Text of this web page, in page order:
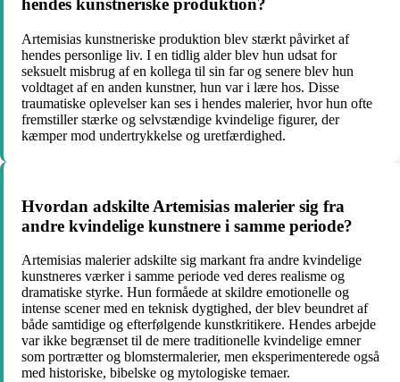
hendes kunstneriske produktion?
Artemisias kunstneriske produktion blev stærkt påvirket af
hendes personlige liv. I en tidlig alder blev hun udsat for
seksuelt misbrug af en kollega til sin far og senere blev hun
voldtaget af en anden kunstner, hun var i lære hos. Disse
traumatiske oplevelser kan ses i hendes malerier, hvor hun ofte
fremstiller stærke og selvstændige kvindelige figurer, der
kæmper mod undertrykkelse og uretfærdighed.
Hvordan adskilte Artemisias malerier sig fra
andre kvindelige kunstnere i samme periode?
Artemisias malerier adskilte sig markant fra andre kvindelige
kunstneres værker i samme periode ved deres realisme og
dramatiske styrke. Hun formåede at skildre emotionelle og
intense scener med en teknisk dygtighed, der blev beundret af
både samtidige og efterfølgende kunstkritikere. Hendes arbejde
var ikke begrænset til de mere traditionelle kvindelige emner
som portrætter og blomstermalerier, men eksperimenterede også
med historiske, bibelske og mytologiske temaer.